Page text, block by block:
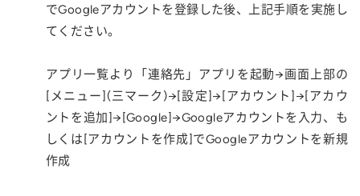
でGoogleアカウントを登録した後、上記手順を実施し
てください。
アプリ一覧より「連絡先」アプリを起動→画面上部の
[メニュー](三マーク)→[設定]→[アカウント]→[アカウ
ントを追加]→[Google]→Googleアカウントを入力、も
しくは[アカウントを作成]でGoogleアカウントを新規
作成